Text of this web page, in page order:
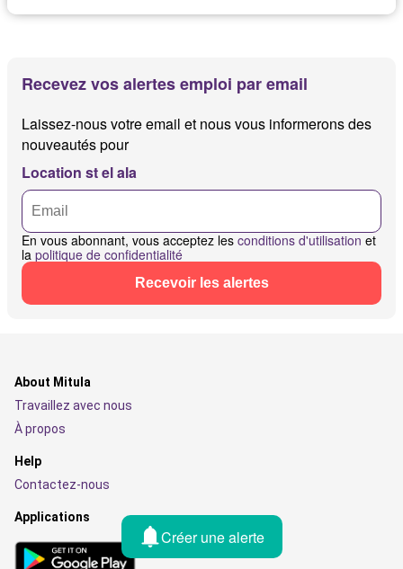
Recevez vos alertes emploi par email
Laissez-nous votre email et nous vous informerons des
nouveautés pour
Location st el ala
En vous abonnant, vous acceptez les conditions d'utilisation et
la politique de confidentialité
Recevoir les alertes
Créer une alerte
About Mitula
Travaillez avec nous
À propos
Help
Contactez-nous
Applications